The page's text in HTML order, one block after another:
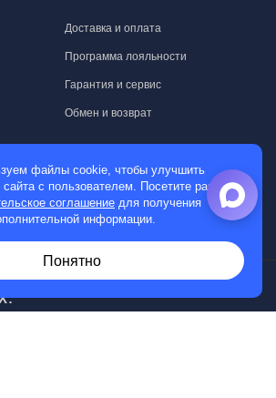
Доставка и оплата
Программа лояльности
Гарантия и сервис
Обмен и возврат
файлы cookie, чтобы улучшить
сайта с пользователем. Посетите раздел
соглашение для получения
информации.
Понятно